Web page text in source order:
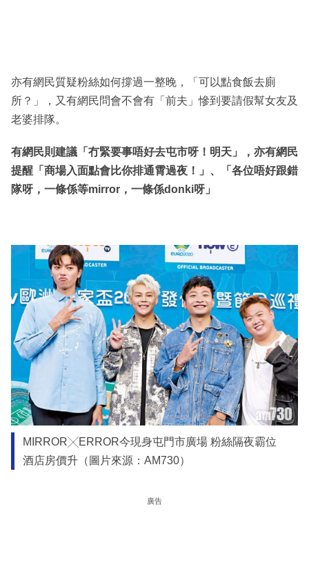
亦有網民質疑粉絲如何撐過一整晚，「可以點食飯去廁
所？」，又有網民問會不會有「前夫」慘到要請假幫女友及
老婆排隊。
有網民則建議「冇緊要事唔好去屯市呀！明天」，亦有網民
提醒「商場入面點會比你排通霄過夜！」、「各位唔好跟錯
隊呀，一條係等mirror，一條係donki呀」
MIRROR╳ERROR今現身屯門市廣場 粉絲隔夜霸位
酒店房價升（圖片來源：AM730）
廣告